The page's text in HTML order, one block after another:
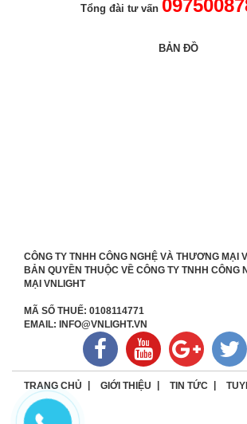
Tổng đài tư vấn
BẢN ĐỒ
CÔNG TY TNHH CÔNG NGHỆ VÀ THƯƠNG MẠI
BẢN QUYỀN THUỘC VỀ CÔNG TY TNHH CÔNG
MẠI VNLIGHT
MÃ SỐ THUẾ: 0108114771
EMAIL: INFO@VNLIGHT.VN
TRANG CHỦ GIỚI THIỆU TIN TỨC
LIÊN HỆ